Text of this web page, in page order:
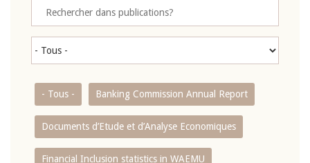
- Tous - Banking Commission Annual Report
Documents d’Etude et d’Analyse Economiques
Financial Inclusion statistics in WAEMU